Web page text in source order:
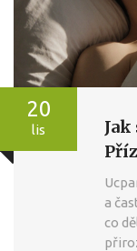
20
lis
Jak
a
co